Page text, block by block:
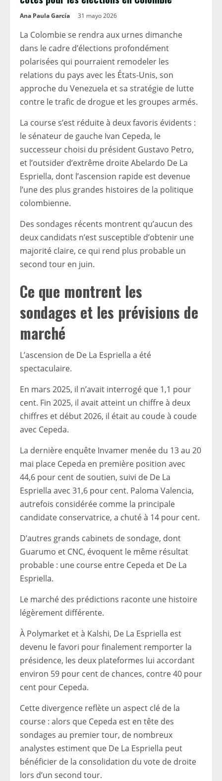
Ana Paula García 31 mayo 2026
La Colombie se rendra aux urnes dimanche
dans le cadre d’élections profondément
polarisées qui pourraient remodeler les
relations du pays avec les États-Unis, son
approche du Venezuela et sa stratégie de lutte
contre le trafic de drogue et les groupes armés.
La course s’est réduite à deux favoris évidents :
le sénateur de gauche Ivan Cepeda, le
successeur choisi du président Gustavo Petro,
et l’outsider d’extrême droite Abelardo De La
Espriella, dont l’ascension rapide est devenue
l’une des plus grandes histoires de la politique
colombienne.
Des sondages récents montrent qu’aucun des
deux candidats n’est susceptible d’obtenir une
majorité claire, ce qui rend plus probable un
second tour en juin.
Ce que montrent les
sondages et les prévisions de
marché
L’ascension de De La Espriella a été
spectaculaire.
En mars 2025, il n’avait interrogé que 1,1 pour
cent. Fin 2025, il avait atteint un chiffre à deux
chiffres et début 2026, il était au coude à coude
avec Cepeda.
La dernière enquête Invamer menée du 13 au 20
mai place Cepeda en première position avec
44,6 pour cent de soutien, suivi de De La
Espriella avec 31,6 pour cent. Paloma Valencia,
autrefois considérée comme la principale
candidate conservatrice, a chuté à 14 pour cent.
D’autres grands cabinets de sondage, dont
Guarumo et CNC, évoquent le même résultat
probable : une course entre Cepeda et De La
Espriella.
Le marché des prédictions raconte une histoire
légèrement différente.
À Polymarket et à Kalshi, De La Espriella est
devenu le favori pour finalement remporter la
présidence, les deux plateformes lui accordant
environ 59 pour cent de chances, contre 40 pour
cent pour Cepeda.
Cette divergence reflète un aspect clé de la
course : alors que Cepeda est en tête des
sondages au premier tour, de nombreux
analystes estiment que De La Espriella peut
bénéficier de la consolidation du vote de droite
lors d’un second tour.